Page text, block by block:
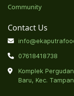
Community
Contact Us
07618418738
Komplek
Baru, Kec.